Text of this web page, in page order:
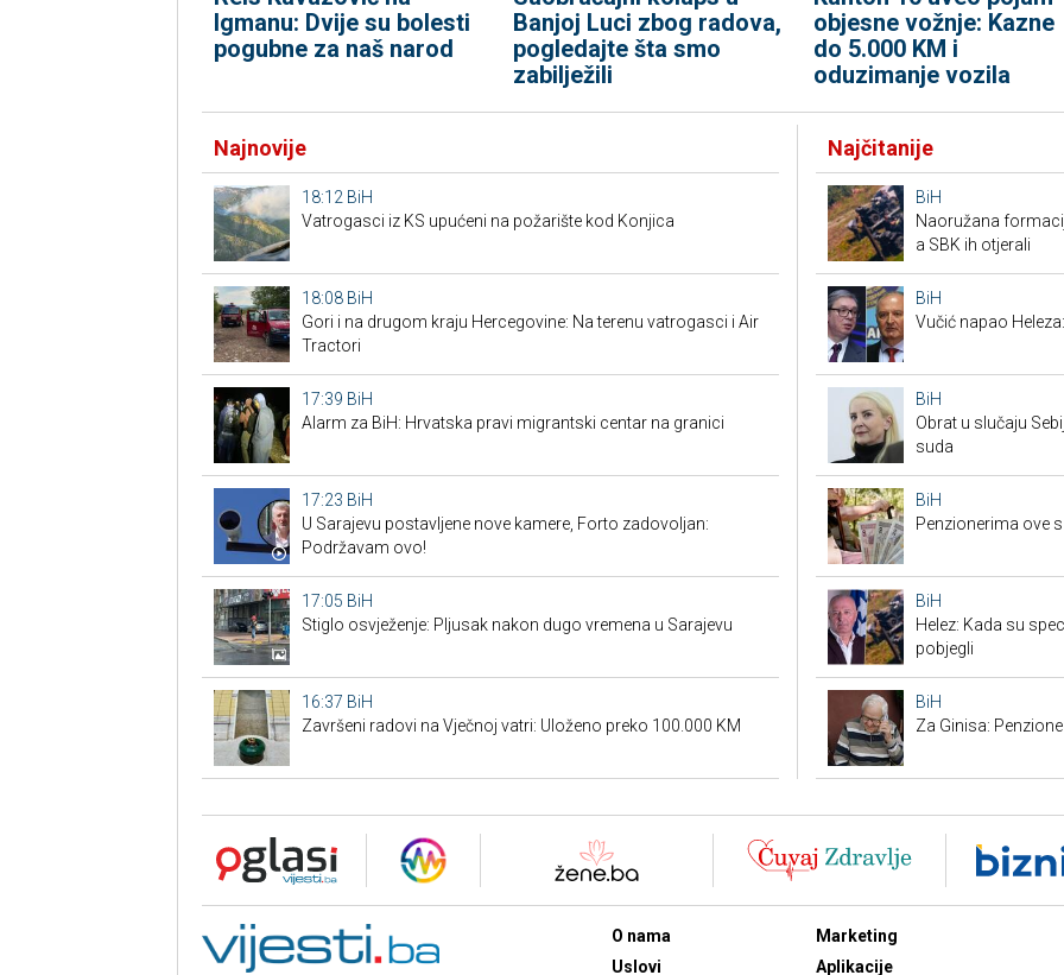
Igmanu: Dvije su bolesti
pogubne za naš narod
Banjoj Luci zbog radova,
pogledajte šta smo
zabilježili
objesne vožnje: Kazne
do 5.000 KM i
oduzimanje vozila
Najnovije
18:12 BiH
Vatrogasci iz KS upućeni na požarište kod Konjica
18:08 BiH
Gori i na drugom kraju Hercegovine: Na terenu vatrogasci i Air
Tractori
17:39 BiH
Alarm za BiH: Hrvatska pravi migrantski centar na granici
17:23 BiH
U Sarajevu postavljene nove kamere, Forto zadovoljan:
Podržavam ovo!
17:05 BiH
Stiglo osvježenje: Pljusak nakon dugo vremena u Sarajevu
16:37 BiH
Završeni radovi na Vječnoj vatri: Uloženo preko 100.000 KM
Najčitanije
BiH
Naoružana
a SBK ih otjerali
BiH
Vučić napao
BiH
Obrat u slučaju
suda
BiH
Penzionerima ove
BiH
Helez: Kada su
pobjegli
BiH
Za Ginisa:
O nama
Uslovi
Marketing
Aplikacije